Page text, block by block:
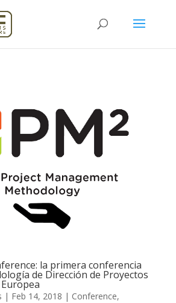
la primera conferencia
de Dirección de Proyectos
| Feb 14, 2018 | Conference,